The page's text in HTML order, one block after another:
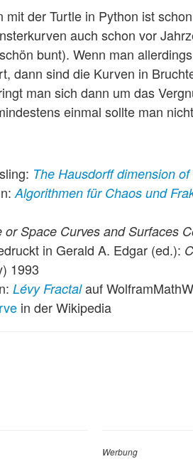
mit der Turtle in Python ist
auch schon vor
bunt). Wenn man
dann sind die Kurven in
man sich dann um das
einmal sollte man
The Hausdorff dimension
Algorithmen für Chaos und
or Space Curves and Surfaces
in Gerald A. Edgar (ed.):
1993
Lévy Fractalauf
in der Wikipedia
Werbung